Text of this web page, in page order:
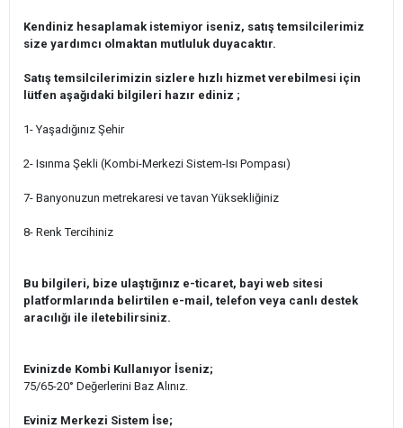
Kendiniz hesaplamak istemiyor iseniz, satış temsilcilerimiz
size yardımcı olmaktan mutluluk duyacaktır.
Satış temsilcilerimizin sizlere hızlı hizmet verebilmesi için
lütfen aşağıdaki bilgileri hazır ediniz ;
1- Yaşadığınız Şehir
2- Isınma Şekli (Kombi-Merkezi Sistem-Isı Pompası)
7- Banyonuzun metrekaresi ve tavan Yüksekliğiniz
8- Renk Tercihiniz
Bu bilgileri, bize ulaştığınız e-ticaret, bayi web sitesi
platformlarında belirtilen e-mail, telefon veya canlı destek
aracılığı ile iletebilirsiniz.
Evinizde Kombi Kullanıyor İseniz;
75/65-20° Değerlerini Baz Alınız.
Eviniz Merkezi Sistem İse;